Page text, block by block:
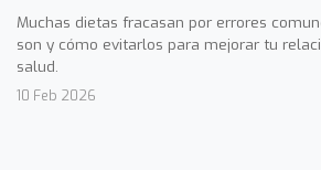
Muchas dietas fracasan por errores
son y cómo evitarlos para mejorar tu
salud.
10 Feb 2026